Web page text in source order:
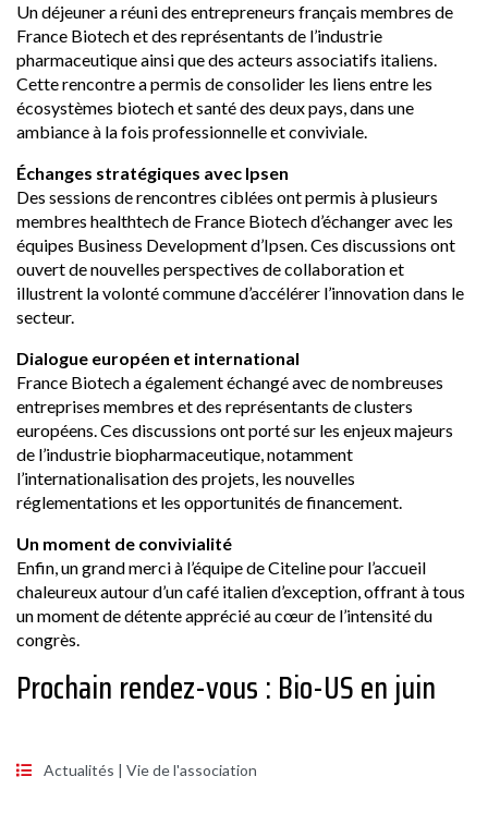
Un déjeuner a réuni des entrepreneurs français membres de
France Biotech et des représentants de l’industrie
pharmaceutique ainsi que des acteurs associatifs italiens.
Cette rencontre a permis de consolider les liens entre les
écosystèmes biotech et santé des deux pays, dans une
ambiance à la fois professionnelle et conviviale.
Échanges stratégiques avec Ipsen
Des sessions de rencontres ciblées ont permis à plusieurs
membres healthtech de France Biotech d’échanger avec les
équipes Business Development d’Ipsen. Ces discussions ont
ouvert de nouvelles perspectives de collaboration et
illustrent la volonté commune d’accélérer l’innovation dans le
secteur.
Dialogue européen et international
France Biotech a également échangé avec de nombreuses
entreprises membres et des représentants de clusters
européens. Ces discussions ont porté sur les enjeux majeurs
de l’industrie biopharmaceutique, notamment
l’internationalisation des projets, les nouvelles
réglementations et les opportunités de financement.
Un moment de convivialité
Enfin, un grand merci à l’équipe de Citeline pour l’accueil
chaleureux autour d’un café italien d’exception, offrant à tous
un moment de détente apprécié au cœur de l’intensité du
congrès.
Prochain rendez-vous : Bio-US en juin
Actualités | Vie de l'association